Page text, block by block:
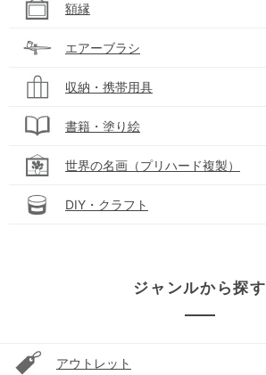
額縁
エアーブラシ
収納・携帯用具
書籍・塗り絵
世界の名画（プリハード複製）
DIY・クラフト
ジャンルから探す
アウトレット